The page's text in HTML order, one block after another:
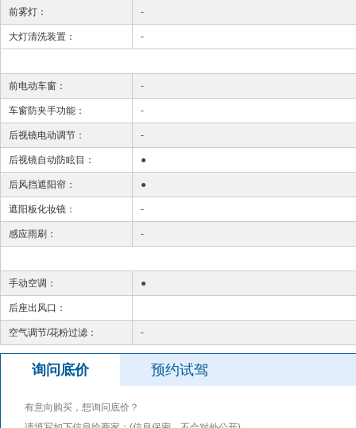
前雾灯： -
大灯清洗装置： -
前电动车窗： -
车窗防夹手功能： -
后视镜电动调节： -
后视镜自动防眩目： ●
后风挡遮阳帘： ●
遮阳板化妆镜： -
感应雨刷： -
手动空调： ●
后座出风口：
空气调节/花粉过滤： -